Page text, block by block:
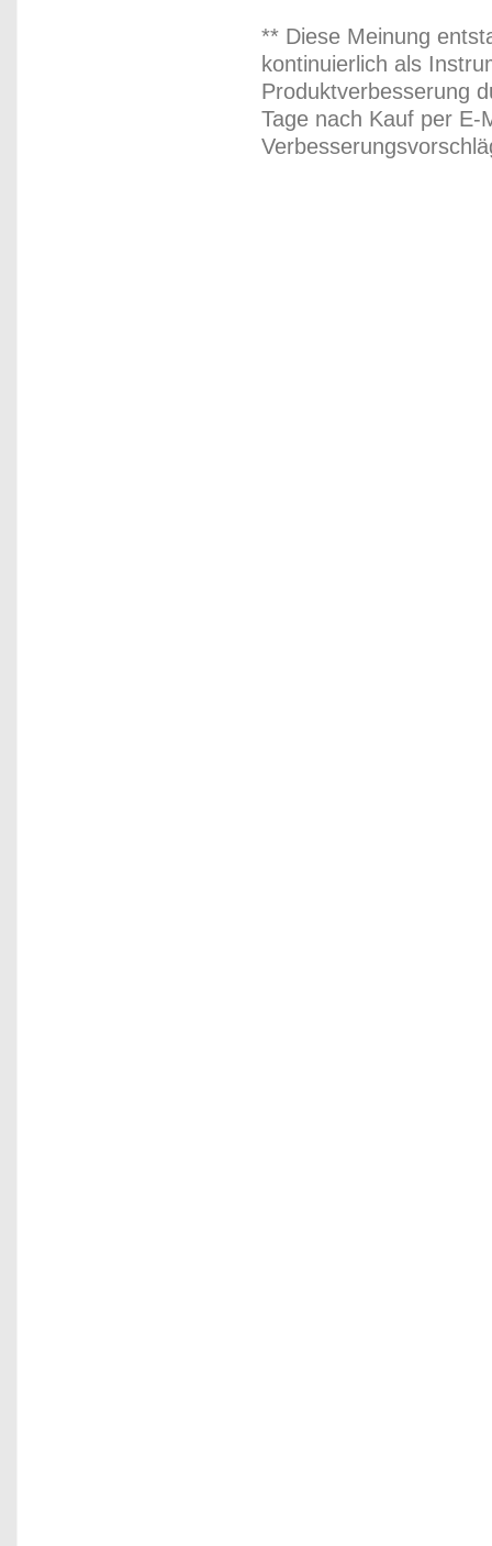
** Diese Meinung
kontinuierlich als
Produktverbesserung
Tage nach Kauf per E-